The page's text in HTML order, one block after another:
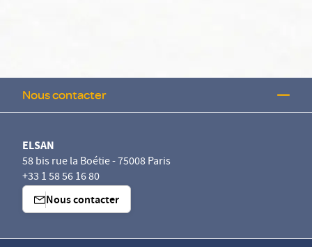
Nous contacter
ELSAN
58 bis rue la Boétie - 75008 Paris
+33 1 58 56 16 80
Nous contacter